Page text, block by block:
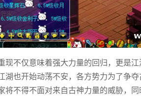
现不仅意味着强大力量的回归，更是
湖也开始动荡不安，各方势力为了争
将不得不面对来自古神力量的威胁，